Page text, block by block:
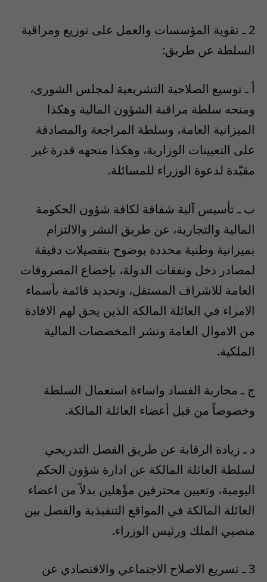
2 ـ تقوية المؤسسات والعمل على توزيع ومراقبة
السلطة عن طريق:
أ ـ توسيع الصلاحية التشريعية لمجلس الشورى،
ومنحه سلطة مراقبة الشؤون المالية وهكذا
الميزانية العامة، وسلطة المراجعة والمصادقة
على التعيينات الوزارية، وهكذا منحهه قدرة غير
مقيّدة لدعوة الوزراء للمسائلة.
ب ـ تأسيس آلية شفافة لكافة شؤون الحكومة
المالية والتجارية، عن طريق النشر والالتزام
بميزانية وطنية محددة بوضوح بتفصيلات دقيقة
لمصادر دخل ونفقات الدولة، بإخضاع المصروفات
العامة للاشراف المستقل، وتحديد قائمة بأسماء
الامراء في العائلة المالكة الذين يحق لهم الافادة
من الاموال العامة ونشر المخصصات المالية
الملكية.
ج ـ محاربة الفساد واساءة استعمال السلطة
وخصوصاً من قبل أعضاء العائلة المالكة.
د ـ زيادة الرقابة عن طريق الفصل التدريجي
لسلطة العائلة المالكة عن ادارة شؤون الحكم
اليومية، وتعيين محترفين مؤّهلين بدلاً من اعضاء
العائلة المالكة في المواقع التنفيذية والفصل بين
منصبي الملك ورئيس الوزراء.
3 ـ تسريع الاصلاح الاجتماعي والاقتصادي عن